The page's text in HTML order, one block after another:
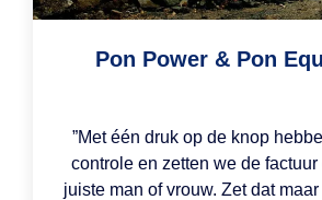
Pon Power & Pon
”Met één druk op de knop
controle en zetten we de
juiste man of vrouw. Zet dat